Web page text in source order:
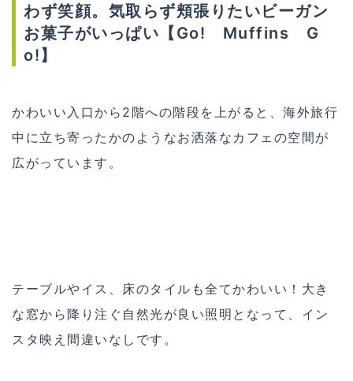
わず笑顔。気取らず頬張りたいビーガン
お菓子がいっぱい【Go! Muffins G
o!】
かわいい入口から2階への階段を上がると、海外旅行
中に立ち寄ったかのようなお洒落なカフェの空間が
広がっています。
テーブルやイス、床のタイルも全てかわいい！大き
な窓から降り注ぐ自然光が良い照明となって、イン
スタ映え間違いなしです。